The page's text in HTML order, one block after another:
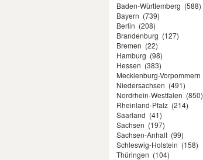
Baden-Württemberg (588)
Bayern (739)
Berlin (208)
Brandenburg (127)
Bremen (22)
Hamburg (98)
Hessen (383)
Mecklenburg-Vorpommern
Niedersachsen (491)
Nordrhein-Westfalen (850)
Rheinland-Pfalz (214)
Saarland (41)
Sachsen (197)
Sachsen-Anhalt (99)
Schleswig-Holstein (158)
Thüringen (104)